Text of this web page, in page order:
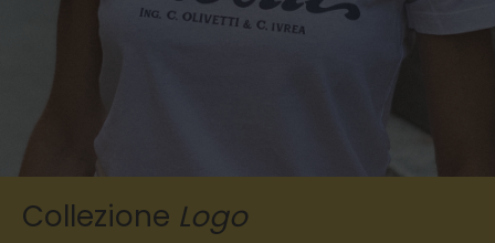
Collezione Logo